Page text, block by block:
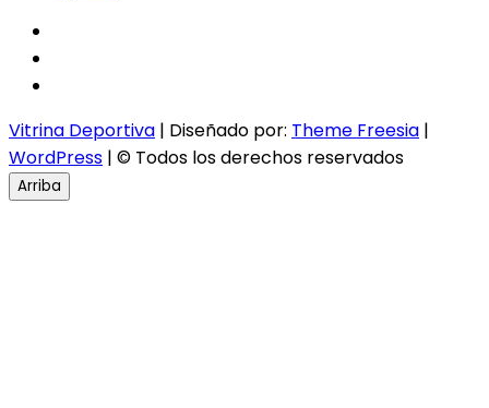
Vitrina Deportiva | Diseñado por: Theme Freesia |
WordPress | © Todos los derechos reservados
Arriba